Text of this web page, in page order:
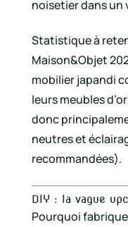
noisetier dans un
Statistique à
Maison&Objet
mobilier japandi
leurs meubles
donc
neutres et
recommandées).
DIY : la vague
Pourquoi